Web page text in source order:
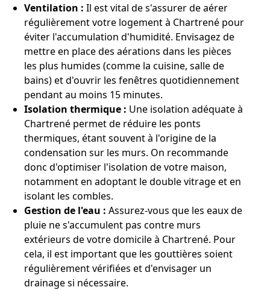
Ventilation : Il est vital de s'assurer de aérer
régulièrement votre logement à Chartrené pour
éviter l'accumulation d'humidité. Envisagez de
mettre en place des aérations dans les pièces
les plus humides (comme la cuisine, salle de
bains) et d'ouvrir les fenêtres quotidiennement
pendant au moins 15 minutes.
Isolation thermique : Une isolation adéquate à
Chartrené permet de réduire les ponts
thermiques, étant souvent à l'origine de la
condensation sur les murs. On recommande
donc d'optimiser l'isolation de votre maison,
notamment en adoptant le double vitrage et en
isolant les combles.
Gestion de l'eau : Assurez-vous que les eaux de
pluie ne s'accumulent pas contre murs
extérieurs de votre domicile à Chartrené. Pour
cela, il est important que les gouttières soient
régulièrement vérifiées et d'envisager un
drainage si nécessaire.